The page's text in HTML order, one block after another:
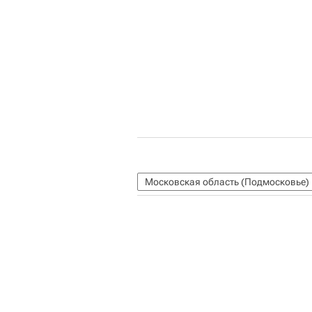
Московская область (Подмосковье)